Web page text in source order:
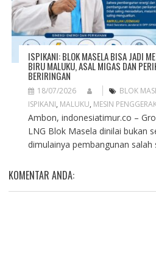
ISPIKANI: BLOK MASELA BISA JADI
BIRU MALUKU, ASAL MIGAS DAN
BERIRINGAN
18/07/2026 BLOK
ISPIKANI, MALUKU, MESIN
Ambon, indonesiatimur.co –
LNG Blok Masela dinilai bukan
dimulainya pembangunan salah
KOMENTAR ANDA: